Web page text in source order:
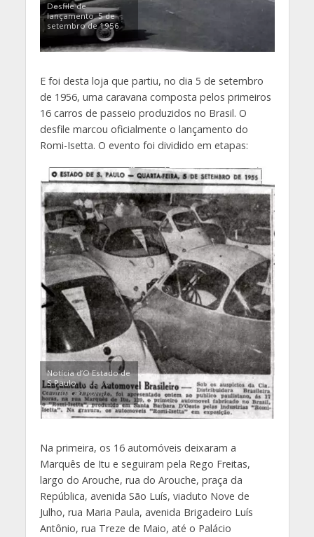
Desfile de
lançamento. 5 de
setembro de 1956
E foi desta loja que partiu, no dia 5 de setembro
de 1956, uma caravana composta pelos primeiros
16 carros de passeio produzidos no Brasil. O
desfile marcou oficialmente o lançamento do
Romi-Isetta. O evento foi dividido em etapas:
Notícia d’O Estado de
S.Paulo(acervo
Fundação Romi)
Na primeira, os 16 automóveis deixaram a
Marquês de Itu e seguiram pela Rego Freitas,
largo do Arouche, rua do Arouche, praça da
República, avenida São Luís, viaduto Nove de
Julho, rua Maria Paula, avenida Brigadeiro Luís
Antônio, rua Treze de Maio, até o Palácio